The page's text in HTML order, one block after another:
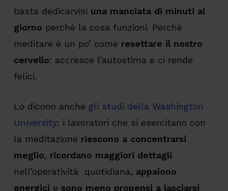
basta dedicarvisi una manciata di minuti al
giorno perchè la cosa funzioni. Perchè
meditare è un po’ come resettare il nostro
cervello: accresce l’autostima e ci rende
felici.
Lo dicono anche gli studi della Washington
University: i lavoratori che si esercitano con
la meditazione riescono a concentrarsi
meglio, ricordano maggiori dettagli
nell’operatività quotidiana, appaiono
energici e sono meno propensi a lasciarsi